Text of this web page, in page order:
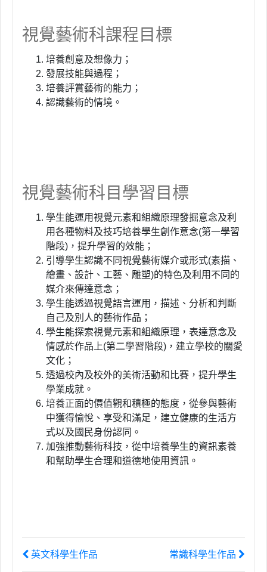
視覺藝術科課程目標
培養創意及想像力；
發展技能與過程；
培養評賞藝術的能力；
認識藝術的情境。
視覺藝術科目學習目標
學生能運用視覺元素和組織原理發掘意念及利
用各種物料及技巧培養學生創作意念(第一學習
階段) ，提升學習的效能；
引導學生認識不同視覺藝術媒介或形式(素描、
繪畫、設計、工藝、雕塑)的特色及利用不同的
媒介來傳達意念；
學生能透過視覺語言運用，描述、分析和判斷
自己及別人的藝術作品；
學生能探索視覺元素和組織原理，表達意念及
情感於作品上(第二學習階段)，建立學校的關愛
文化；
透過校內及校外的美術活動和比賽，提升學生
學業成就。
培養正面的價值觀和積極的態度，從參與藝術
中獲得愉悅、享受和滿足，建立健康的生活方
式以及國民身份認同。
加強推動藝術科技，從中培養學生的資訊素養
和幫助學生合理和道德地使用資訊。
英文科學生作品 常識科學生作品